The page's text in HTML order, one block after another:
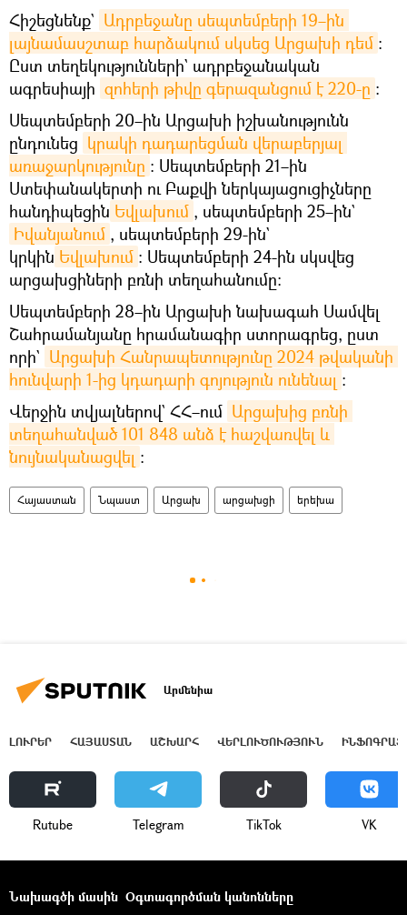
Հիշեցնենք` Ադրբեջանը սեպտեմբերի 19–ին
լայնամասշտաբ հարձակում սկսեց Արցախի դեմ ։
Ըստ տեղեկությունների` ադրբեջանական
ագրեսիայի զոհերի թիվը գերազանցում է 220-ը ։
Սեպտեմբերի 20–ին Արցախի իշխանությունն
ընդունեց կրակի դադարեցման վերաբերյալ
առաջարկությունը : Սեպտեմբերի 21–ին
Ստեփանակերտի ու Բաքվի ներկայացուցիչները
հանդիպեցին Եվլախում , սեպտեմբերի 25–ին`
Իվանյանում , սեպտեմբերի 29-ին`
կրկին Եվլախում ։ Սեպտեմբերի 24-ին սկսվեց
արցախցիների բռնի տեղահանումը։
Սեպտեմբերի 28–ին Արցախի նախագահ Սամվել
Շահրամանյանը հրամանագիր ստորագրեց, ըստ
որի` Արցախի Հանրապետությունը 2024 թվականի
հունվարի 1-ից կդադարի գոյություն ունենալ ։
Վերջին տվյալներով` ՀՀ–ում Արցախից բռնի
տեղահանված 101 848 անձ է հաշվառվել և
նույնականացվել ։
Հայաստան Նպաստ Արցախ արցախցի երեխա
Արմենիա
ԼՈՒՐԵՐ ՀԱՅԱՍՏԱՆ ԱՇԽԱՐՀ ՎԵՐԼՈՒԾՈՒԹՅՈՒՆ
Rutube Telegram ТikТоk VK
Նախագծի մասին Օգտագործման կանոնները